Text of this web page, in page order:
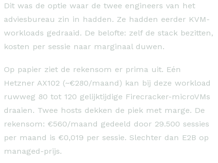
Dit was de optie waar de twee engineers van het
adviesbureau zin in hadden. Ze hadden eerder KVM-
workloads gedraaid. De belofte: zelf de stack bezitten,
kosten per sessie naar marginaal duwen.
Op papier ziet de rekensom er prima uit. Eén
Hetzner AX102 (~€280/maand) kan bij deze workload
ruwweg 80 tot 120 gelijktijdige Firecracker-microVMs
draaien. Twee hosts dekken de piek met marge. De
rekensom: €560/maand gedeeld door 29.500 sessies
per maand is €0,019 per sessie. Slechter dan E2B op
managed-prijs.